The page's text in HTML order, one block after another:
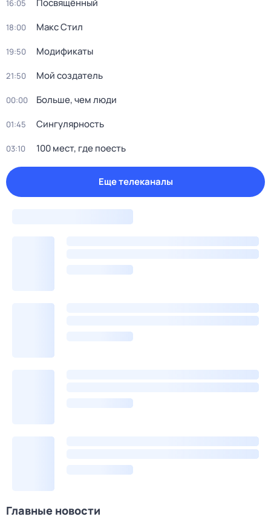
16:05 Посвящённый
18:00 Макс Стил
19:50 Модификаты
21:50 Мой создатель
00:00 Больше, чем люди
01:45 Сингулярность
03:10 100 мест, где поесть
Еще телеканалы
Главные новости